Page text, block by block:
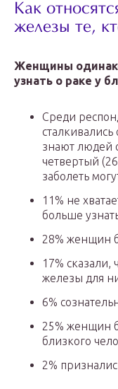
Как
железы те,
Женщины
узнать о раке у
Среди
знают людей
четвертый
заболеть
11% не
больше
28% женщин
17%
железы для
6%
25% женщин
близкого
2%